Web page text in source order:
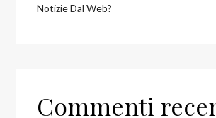
Notizie Dal Web?
Commenti